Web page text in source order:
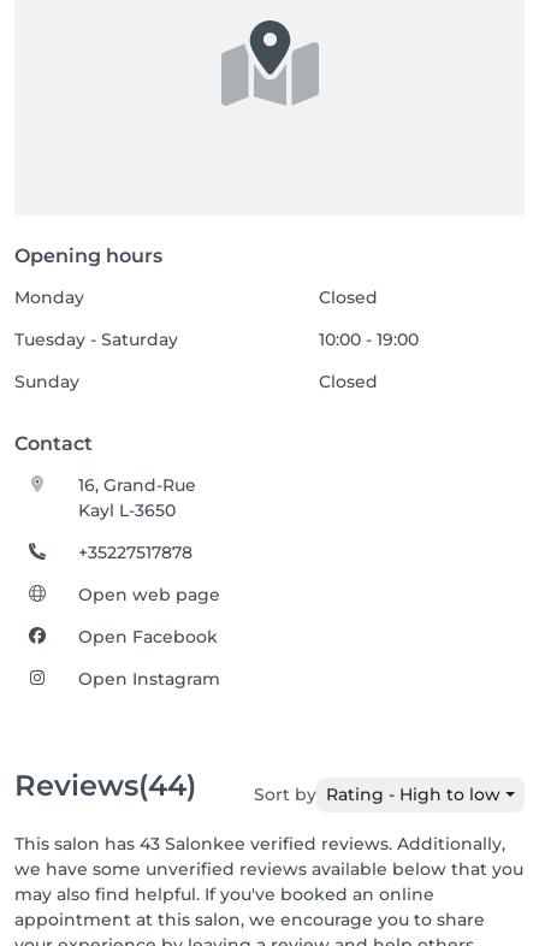
Opening hours
Monday
Closed
Tuesday - Saturday
10:00 - 19:00
Sunday
Closed
Contact
16, Grand-Rue
Kayl L-3650
+35227517878
Open web page
Open Facebook
Open Instagram
Reviews(44) Sort by Rating - High to low
This salon has 43 Salonkee verified reviews. Additionally,
we have some unverified reviews available below that you
may also find helpful. If you've booked an online
appointment at this salon, we encourage you to share